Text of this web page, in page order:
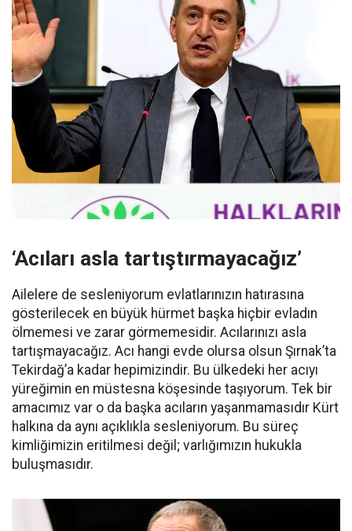
‘Acıları asla tartıştırmayacağız’
Ailelere de sesleniyorum evlatlarınızın hatırasına
gösterilecek en büyük hürmet başka hiçbir evladın
ölmemesi ve zarar görmemesidir. Acılarınızı asla
tartışmayacağız. Acı hangi evde olursa olsun Şırnak’ta
Tekirdağ’a kadar hepimizindir. Bu ülkedeki her acıyı
yüreğimin en müstesna köşesinde taşıyorum. Tek bir
amacımız var o da başka acıların yaşanmamasıdır Kürt
halkına da aynı açıklıkla sesleniyorum. Bu süreç
kimliğimizin eritilmesi değil; varlığımızın hukukla
buluşmasıdır.